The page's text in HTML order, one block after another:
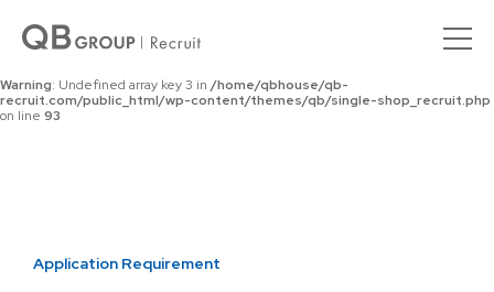
Warning : Undefined array key 0 in
recruit.com/public_html/wp-content/themes/qb/single-shop_recruit.php
on line92
Warning: Undefined array key 3 in /home/qbhouse/qb-
recruit.com/public_html/wp-content/themes/qb/single-shop_recruit.php
on line 93
Application Requirement